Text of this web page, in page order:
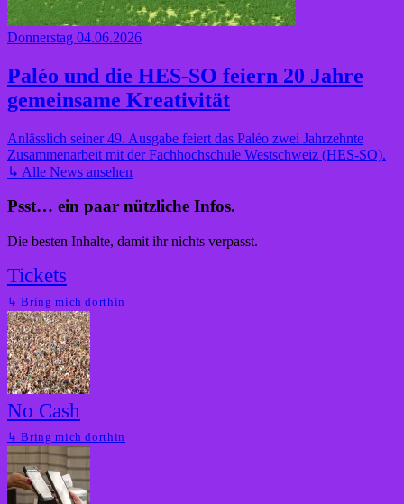
Donnerstag 04.06.2026
Paléo und die HES-SO feiern 20 Jahre
gemeinsame Kreativität
Anlässlich seiner 49. Ausgabe feiert das Paléo zwei Jahrzehnte
Zusammenarbeit mit der Fachhochschule Westschweiz (HES-SO).
↳ Alle News ansehen
Psst… ein paar nützliche Infos.
Die besten Inhalte, damit ihr nichts verpasst.
Tickets
↳ Bring mich dorthin
No Cash
↳ Bring mich dorthin